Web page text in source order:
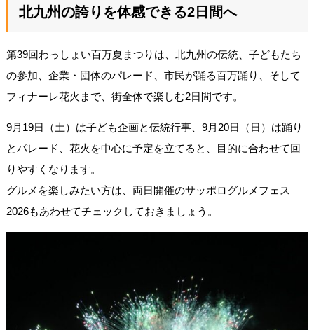
北九州の誇りを体感できる2日間へ
第39回わっしょい百万夏まつりは、北九州の伝統、子どもたち
の参加、企業・団体のパレード、市民が踊る百万踊り、そして
フィナーレ花火まで、街全体で楽しむ2日間です。
9月19日（土）は子ども企画と伝統行事、9月20日（日）は踊り
とパレード、花火を中心に予定を立てると、目的に合わせて回
りやすくなります。
グルメを楽しみたい方は、両日開催のサッポログルメフェス
2026もあわせてチェックしておきましょう。